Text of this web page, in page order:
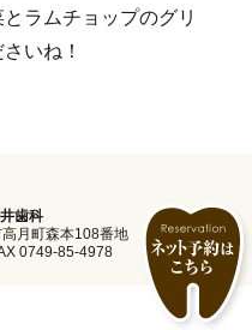
ラムチョップのグリ
いね！
歯科
月町森本108番地
0749-85-4978